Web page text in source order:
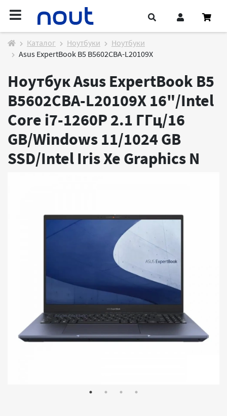
Каталог Ноутбуки
Ноутбуки
Asus ExpertBook B5 B5602CBA-L20109X
Ноутбук Asus ExpertBook B5
B5602CBA-L20109X 16"/Intel
Core i7-1260P 2.1 ГГц/16
GB/Windows 11/1024 GB
SSD/Intel Iris Xe Graphics N